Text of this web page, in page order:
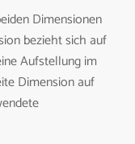
Dimensionen
bezieht sich auf
Aufstellung im
Dimension auf